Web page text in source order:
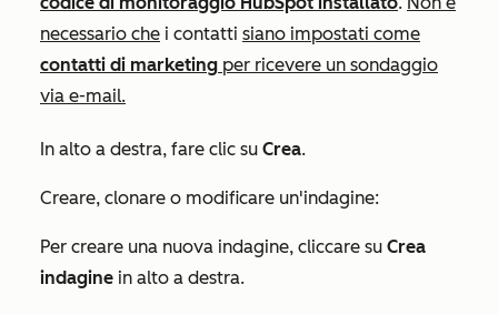
necessario che i contatti siano impostati come
contatti di marketing per ricevere un sondaggio
via e-mail.
In alto a destra, fare clic su Crea.
Creare, clonare o modificare un'indagine:
Per creare una nuova indagine, cliccare su Crea
indagine in alto a destra.